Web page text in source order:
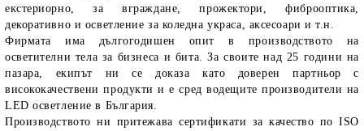
екстериорно, за вграждане, прожектори, фиброоптика,
декоративно и осветление за коледна украса, аксесоари и т.н.
Фирмата има дългогодишен опит в производството на
осветителни тела за бизнеса и бита. За своите над 25 години на
пазара, екипът ни се доказа като доверен партньор с
висококачествени продукти и е сред водещите производители на
LED осветление в България.
Производството ни притежава сертификати за качество по ISO